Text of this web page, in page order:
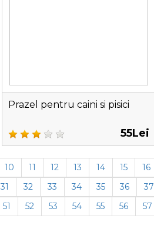
Prazel pentru caini si pisici
55Lei
10 11 12 13 14 15 16
31 32 33 34 35 36 37
51 52 53 54 55 56 57